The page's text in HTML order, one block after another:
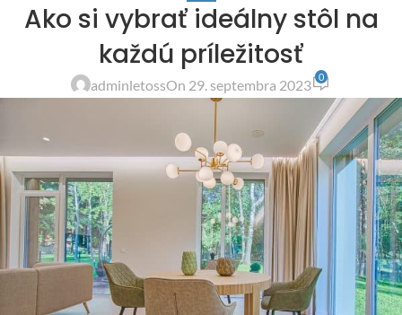
Ako si vybrať ideálny stôl na
každú príležitosť
adminletossOn 29. septembra 2023 0